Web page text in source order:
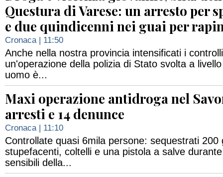
Questura di Varese: un arresto per
e due quindicenni nei guai per
Cronaca| 11:50
Anche nella nostra provincia intensificati i
un'operazione della polizia di Stato svolta a
uomo è...
Maxi operazione antidroga nel
arresti e 14 denunce
Cronaca| 11:10
Controllate quasi 6mila persone: sequestrati 200
stupefacenti, coltelli e una pistola a salve
sensibili della...